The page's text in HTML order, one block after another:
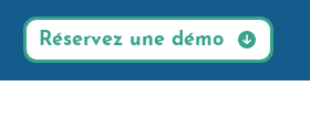
Réservez une démo